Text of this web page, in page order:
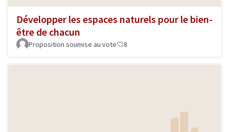
Développer les espaces naturels pour le bien-
être de chacun
Proposition soumise au vote 8